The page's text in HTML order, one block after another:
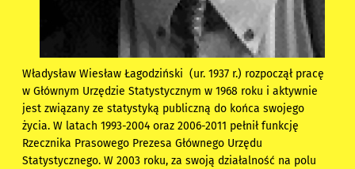
Władysław Wiesław Łagodziński (ur. 1937 r.) rozpoczął pracę
w Głównym Urzędzie Statystycznym w 1968 roku i aktywnie
jest związany ze statystyką publiczną do końca swojego
życia. W latach 1993-2004 oraz 2006-2011 pełnił funkcję
Rzecznika Prasowego Prezesa Głównego Urzędu
Statystycznego. W 2003 roku, za swoją działalność na polu